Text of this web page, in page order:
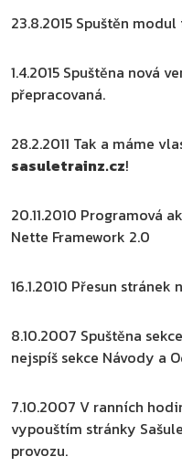
23.8.2015 Spuštěn modul
1.4.2015 Spuštěna nová
přepracovaná.
28.2.2011 Tak a máme
sasuletrainz.cz!
20.11.2010 Programová
Nette Framework 2.0
16.1.2010 Přesun stránek
8.10.2007 Spuštěna
nejspíš sekce Návody a
7.10.2007 V ranních
vypouštím stránky
provozu.